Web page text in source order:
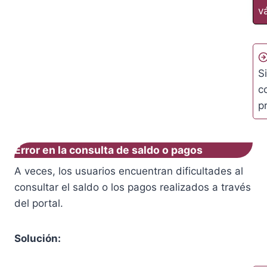
Error en la consulta de saldo o pagos
A veces, los usuarios encuentran dificultades al
consultar el saldo o los pagos realizados a través
del portal.
Solución: